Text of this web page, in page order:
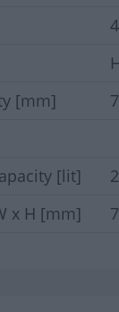
[mm]
[lit]
x H [mm]